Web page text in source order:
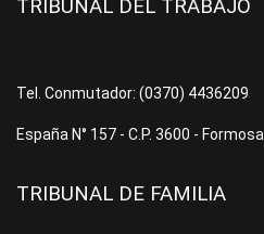
TRIBUNAL DEL TRABAJO
Tel. Conmutador: (0370) 4436209
España N° 157 - C.P. 3600 - Formosa
TRIBUNAL DE FAMILIA